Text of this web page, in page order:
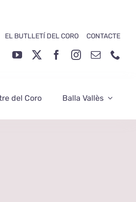
EL BUTLLETÍ DEL CORO CONTACTE
del Coro Balla Vallès